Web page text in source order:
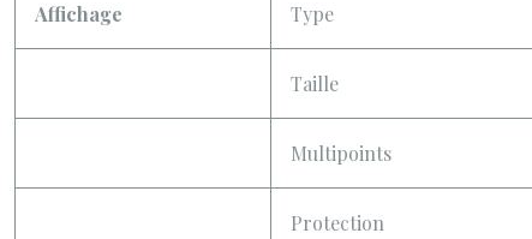
Affichage Type
Taille
Multipoints
Protection